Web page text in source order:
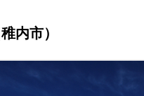
内市）